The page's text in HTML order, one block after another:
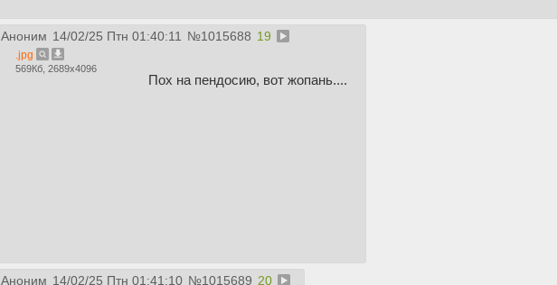
Аноним 14/02/25 Птн 01:40:11 №1015688 19
.jpg
569Кб, 2689x4096
Пох на пендосию, вот жопань....
Аноним 14/02/25 Птн 01:41:10 №1015689 20